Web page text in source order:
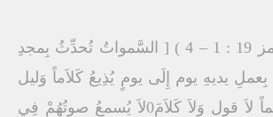
مزمور الإنجِيل( مز 19 : 1 – 4 ) [ السَّمواتُ تُحدِّثُ بِمجدِ
بِعملِ يديهِ يوم إِلَى يومٍ يُذِيعُ كَلاَماً وَليل
إِلَى ليلٍ يُبدِي عِلماً لاَ قول وَلاَ كَلاَمَ0لاَ يُسمعُ صوتُهُمْ فِي